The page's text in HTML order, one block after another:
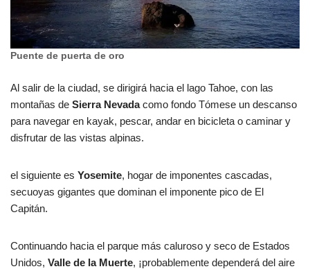
Puente de puerta de oro
Al salir de la ciudad, se dirigirá hacia el lago Tahoe, con las
montañas de Sierra Nevadacomo fondo Tómese un descanso
para navegar en kayak, pescar, andar en bicicleta o caminar y
disfrutar de las vistas alpinas.
el siguiente es Yosemite, hogar de imponentes cascadas,
secuoyas gigantes que dominan el imponente pico de El
Capitán.
Continuando hacia el parque más caluroso y seco de Estados
Unidos, Valle de la Muerte, ¡probablemente dependerá del aire